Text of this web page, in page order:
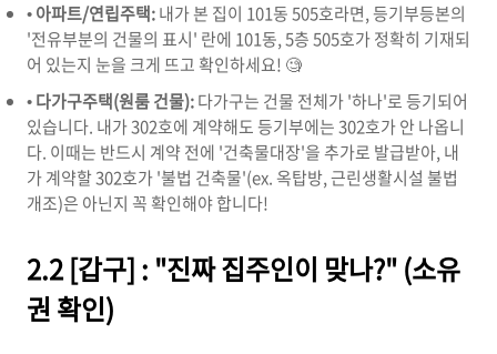
•아파트/연립주택:내가 본 집이 101동 505호라면, 등기부등본의
'전유부분의 건물의 표시' 란에 101동, 5층 505호가 정확히 기재되
어 있는지 눈을 크게 뜨고 확인하세요! 🧐
•다가구주택(원룸 건물):다가구는 건물 전체가 '하나'로 등기되어
있습니다. 내가 302호에 계약해도 등기부에는 302호가 안 나옵니
다. 이때는 반드시 계약 전에 '건축물대장'을 추가로 발급받아, 내
가 계약할 302호가 '불법 건축물'(ex. 옥탑방, 근린생활시설 불법
개조)은 아닌지 꼭 확인해야 합니다!
2.2 [갑구] : "진짜 집주인이 맞나?" (소유
권 확인)